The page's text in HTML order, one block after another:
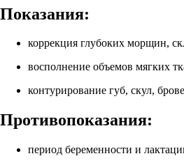
Показания:
коррекция глубоких морщин,
восполнение объемов мягких
контурирование губ, скул,
Противопоказания:
период беременности и